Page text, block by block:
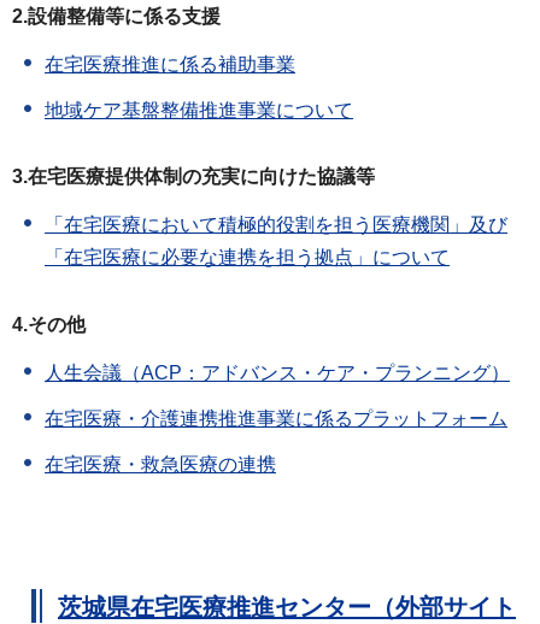
2.設備整備等に係る支援
在宅医療推進に係る補助事業
地域ケア基盤整備推進事業について
3.在宅医療提供体制の充実に向けた協議等
「在宅医療において積極的役割を担う医療機関」及び
「在宅医療に必要な連携を担う拠点」について
4.その他
人生会議（ACP：アドバンス・ケア・プランニング）
在宅医療・介護連携推進事業に係るプラットフォーム
在宅医療・救急医療の連携
茨城県在宅医療推進センター（外部サイト